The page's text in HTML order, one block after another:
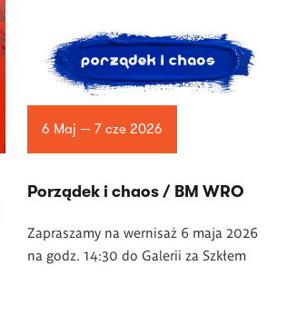
6 Maj — 7 cze 2026
Porządek i chaos / BM WRO
Zapraszamy na wernisaż 6 maja 2026
na godz. 14:30 do Galerii za Szkłem